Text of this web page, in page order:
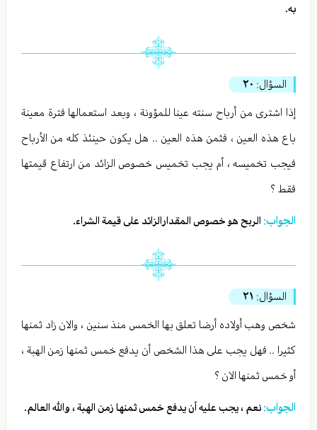
به.
السؤال: ٢٠
إذا اشترى من أرباح سنته عينا للمؤونة ، وبعد استعمالها فترة معينة
باع هذه العين ، فثمن هذه العين .. هل يكون حينئذ كله من الأرباح
فيجب تخميسه ، أم يجب تخميس خصوص الزائد من ارتفاع قيمتها
فقط ؟
الجواب: الربح هو خصوص المقدارالزائد على قيمة الشراء.
السؤال: ٢١
شخص وهب أولاده أرضا تعلق بها الخمس منذ سنين ، والان زاد ثمنها
كثيرا .. فهل يجب على هذا الشخص أن يدفع خمس ثمنها زمن الهبة ،
أو خمس ثمنها الان ؟
الجواب: نعم ، يجب عليه أن يدفع خمس ثمنها زمن الهبة ، والله العالم.